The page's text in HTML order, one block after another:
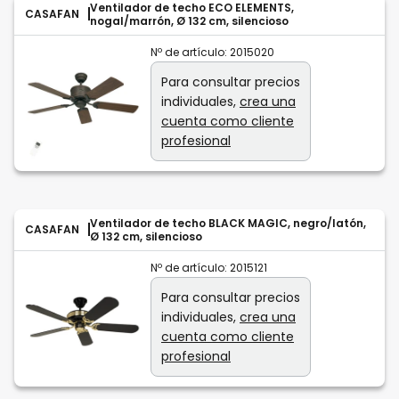
CASAFAN
Ventilador de techo ECO ELEMENTS,
nogal/marrón, Ø 132 cm, silencioso
Nº de artículo: 2015020
Para consultar precios
individuales, crea una
cuenta como cliente
profesional
CASAFAN
Ventilador de techo BLACK MAGIC, negro/latón,
Ø 132 cm, silencioso
Nº de artículo: 2015121
Para consultar precios
individuales, crea una
cuenta como cliente
profesional